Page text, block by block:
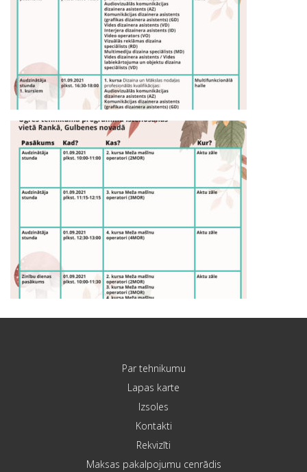
Par tehnikumu
Lapas karte
Izsoles
Kontakti
Rekvizīti
Maksas pakalpojumu cenrādis